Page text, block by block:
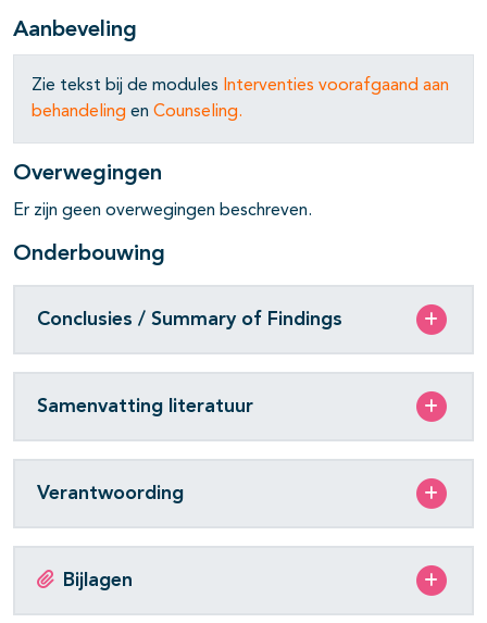
open- en dichtklappen
open- en dichtklappen
open- en dichtklappen
Aanbeveling
Zie tekst bij de modules Interventies voorafgaand aan
behandeling en Counseling.
Overwegingen
Er zijn geen overwegingen beschreven.
Onderbouwing
Conclusies / Summary of Findings
Samenvatting literatuur
Verantwoording
Bijlagen